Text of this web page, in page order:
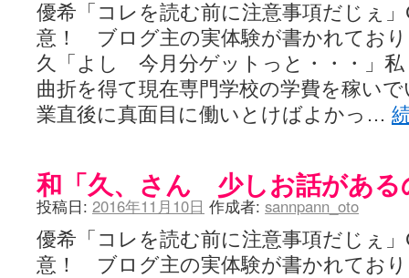
Danas je lep dan. / [咲-Saki-]もしインターハイのルールが鷲巣麻雀だ
ぴゅーく☆すてっぷ - 咲-Saki- / ブログ終了のお知らせ
(12:51)
What You Mean ? - 咲-Saki- / 第2回清澄エリア聖地巡礼ツアーレポート
左を向いて » 咲-saki- / 【シノハユ】第26話「一別以来」/咲日和・阿
primary colors / 久誕イエ～～～～～～イ！！！！！！
(10:16)
乱れ雪月花 - 咲-Saki- / ブログ終了のお知らせ：今までありがとうござ
YUKARI / 【宥菫】 ＳＳ更新とお知らせ 【松実宥誕記念ＳＳ】
せのたけくらべ - 咲-Saki- / 咲さんのやり方で就活をやってみよう
咏-Uta-ブログ編 - 咲-Saki- / 黄色い封筒が届いた(・∀・) (12:30)
チャウチャウちゃうんちゃうん - 咲-Saki- / 吉野の千本桜を見に行きま
気分次第。 - 咲-Saki- / シノハユ 第3巻 感想 (07:42)
あこしず日和！ - 咲-Saki- / 咲-Saki-阿知賀編Blu-rayBOX 購入 (01:00)
ニワカ王者 / 【アニメ記事】咲-Saki- 立先生のコメントを取り上げる
優希「コレを読む前に注意事項だじぇ
意！ ブログ主の実体験が書かれてお
久「よし 今月分ゲットっと・・・」
曲折を得て現在専門学校の学費を稼い
業直後に真面目に働いとけばよかっ…
和「久、さん 少しお話がある
投稿日: 2016年11月10日 作成者: sannpann_oto
優希「コレを読む前に注意事項だじぇ
意！ ブログ主の実体験が書かれてお